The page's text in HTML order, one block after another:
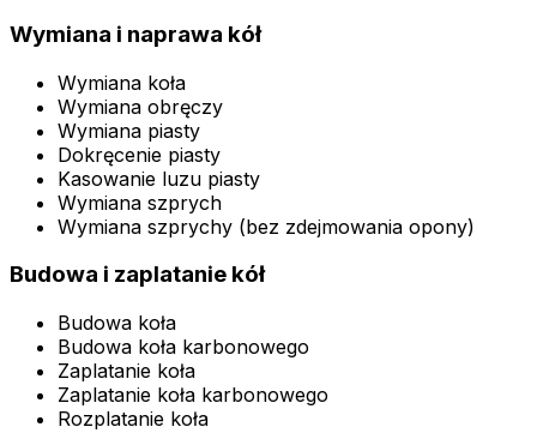
Wymiana i naprawa kół
Wymiana koła
Wymiana obręczy
Wymiana piasty
Dokręcenie piasty
Kasowanie luzu piasty
Wymiana szprych
Wymiana szprychy (bez zdejmowania opony)
Budowa i zaplatanie kół
Budowa koła
Budowa koła karbonowego
Zaplatanie koła
Zaplatanie koła karbonowego
Rozplatanie koła